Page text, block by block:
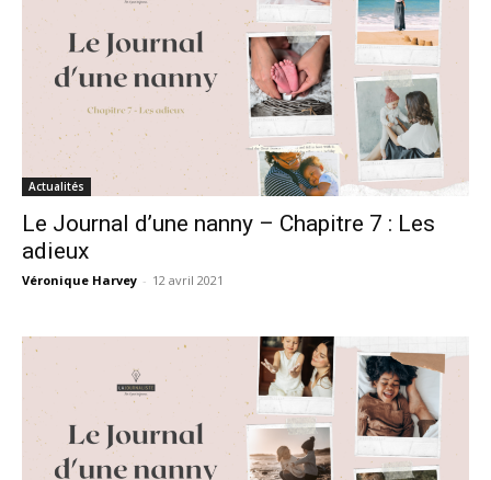
Actualités
Le Journal d’une nanny – Chapitre 7 : Les
adieux
Véronique Harvey - 12 avril 2021